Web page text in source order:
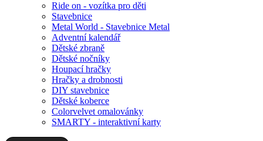
Ride on - vozítka pro děti
Stavebnice
Metal World - Stavebnice Metal
Adventní kalendář
Dětské zbraně
Dětské nočníky
Houpací hračky
Hračky a drobnosti
DIY stavebnice
Dětské koberce
Colorvelvet omalovánky
SMARTY - interaktivní karty